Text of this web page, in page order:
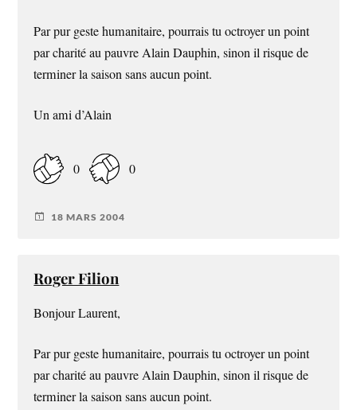
Par pur geste humanitaire, pourrais tu octroyer un point
par charité au pauvre Alain Dauphin, sinon il risque de
terminer la saison sans aucun point.
Un ami d’Alain
0 0
18 MARS 2004
Roger Filion
Bonjour Laurent,
Par pur geste humanitaire, pourrais tu octroyer un point
par charité au pauvre Alain Dauphin, sinon il risque de
terminer la saison sans aucun point.